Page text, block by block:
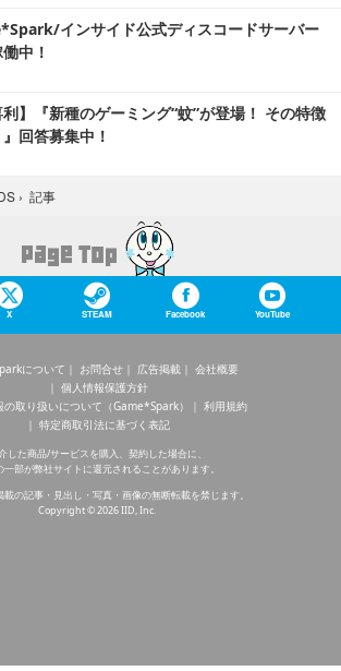
インサイド公式ディスコードサーバー
中！
利】『新種のゲーミング“蚊”が登場！ その特徴
回答募集中！
› 記事
X STEAM Facebook YouTube
について お問合せ 広告掲載
会社概要
個人情報保護方針
の取り扱いについて（Game*Spark）
利用規約
特定商取引法に基づく表記
した商品/サービスを購入、契約した場合に、
一部が弊社サイトに還元されることがあります。
載の記事・見出し・写真・画像の無断転載を禁じます。
Copyright © 2026 IID, Inc.